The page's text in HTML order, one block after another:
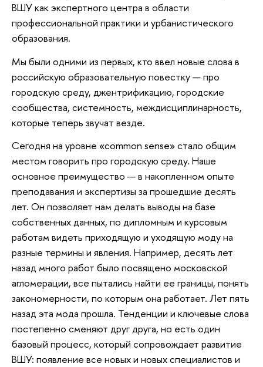
ВШУ как экспертного центра в области
профессиональной практики и урбанистического
образования.
Мы были одними из первых, кто ввел новые слова в
российскую образовательную повестку — про
городскую среду, джентрификацию, городские
сообщества, системность, междисциплинарность,
которые теперь звучат везде.
Сегодня на уровне «common sense» стало общим
местом говорить про городскую среду. Наше
основное преимущество — в накопленном опыте
преподавания и экспертизы за прошедшие десять
лет. Он позволяет нам делать выводы на базе
собственных данных, по дипломным и курсовым
работам видеть приходящую и уходящую моду на
разные термины и явления. Например, десять лет
назад много работ было посвящено московской
агломерации, все пытались найти ее границы, понять
закономерности, по которым она работает. Лет пять
назад эта мода прошла. Тенденции и ключевые слова
постепенно сменяют друг друга, но есть один
базовый процесс, который сопровождает развитие
ВШУ: появление все новых и новых специалистов и